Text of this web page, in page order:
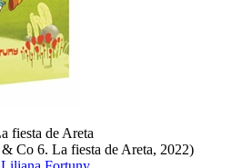
fiesta de Areta
Co 6. La fiesta de Areta, 2022)